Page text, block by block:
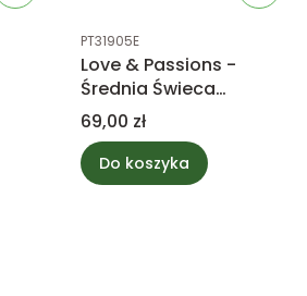
Kod produktu
PT31905E
Love & Passions -
Średnia Świeca
Zapachowa CBC
Cena
69,00 zł
Do koszyka